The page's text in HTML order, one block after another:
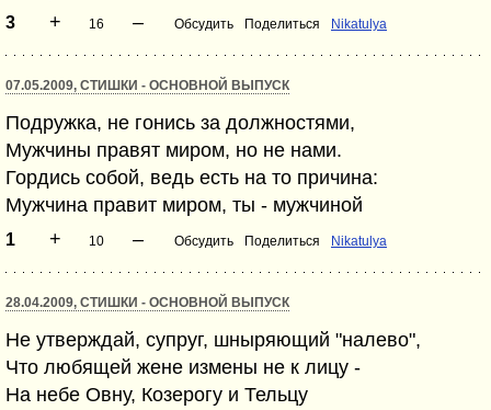
3 + 16 – Обсудить Поделиться Nikatulya
07.05.2009, СТИШКИ - ОСНОВНОЙ ВЫПУСК
Подружка, не гонись за должностями,
Мужчины правят миром, но не нами.
Гордись собой, ведь есть на то причина:
Мужчина правит миром, ты - мужчиной
1 + 10 – Обсудить Поделиться Nikatulya
28.04.2009, СТИШКИ - ОСНОВНОЙ ВЫПУСК
Не утверждай, супруг, шныряющий "налево",
Что любящей жене измены не к лицу -
На небе Овну, Козерогу и Тельцу